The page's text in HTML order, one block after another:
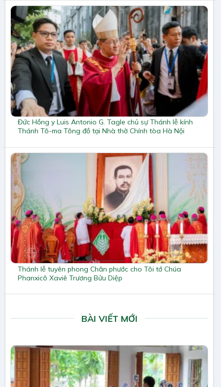
Đức Hồng y Luis Antonio G. Tagle chủ sự Thánh lễ kính
Thánh Tô-ma Tông đồ tại Nhà thờ Chính tòa Hà Nội
Thánh lễ tuyên phong Chân phước cho Tôi tớ Chúa
Phanxicô Xaviê Trương Bửu Diệp
BÀI VIẾT MỚI